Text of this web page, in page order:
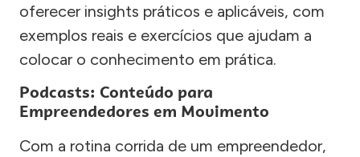
oferecer insights práticos e aplicáveis, com
exemplos reais e exercícios que ajudam a
colocar o conhecimento em prática.
Podcasts: Conteúdo para
Empreendedores em Movimento
Com a rotina corrida de um empreendedor,